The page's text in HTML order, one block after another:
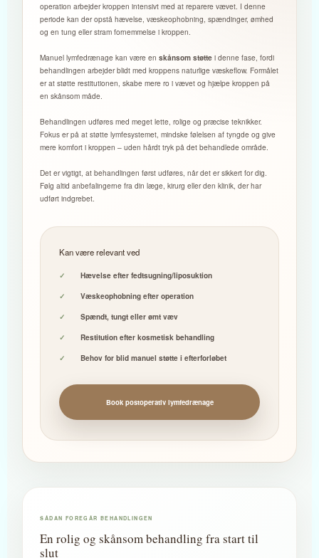
operation arbejder kroppen intensivt med at reparere vævet. I denne
periode kan der opstå hævelse, væskeophobning, spændinger, ømhed
og en tung eller stram fornemmelse i kroppen.
Manuel lymfedrænage kan være enskånsom støtte i denne fase, fordi
behandlingen arbejder blidt med kroppens naturlige væskeflow. Formålet
er at støtte restitutionen, skabe mere ro i vævet og hjælpe kroppen på
en skånsom måde.
Behandlingen udføres med meget lette, rolige og præcise teknikker.
Fokus er på at støtte lymfesystemet, mindske følelsen af tyngde og give
mere komfort i kroppen – uden hårdt tryk på det behandlede område.
Det er vigtigt, at behandlingen først udføres, når det er sikkert for dig.
Følg altid anbefalingerne fra din læge, kirurg eller den klinik, der har
udført indgrebet.
Kan være relevant ved
Hævelse efter fedtsugning/liposuktion
Væskeophobning efter operation
Spændt, tungt eller ømt væv
Restitution efter kosmetisk behandling
Behov for blid manuel støtte i efterforløbet
Book postoperativ lymfedrænage
SÅDAN FOREGÅR BEHANDLINGEN
En rolig og skånsom behandling fra start til
slut